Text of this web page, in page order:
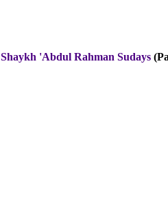
Shaykh 'Abdul Rahman Sudays